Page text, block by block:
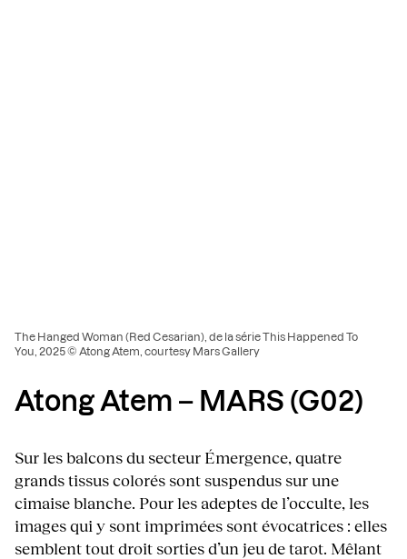
The Hanged Woman (Red Cesarian), de la série This Happened To
You, 2025 © Atong Atem, courtesy Mars Gallery
Atong Atem – MARS (G02)
Sur les balcons du secteur Émergence, quatre
grands tissus colorés sont suspendus sur une
cimaise blanche. Pour les adeptes de l’occulte, les
images qui y sont imprimées sont évocatrices : elles
semblent tout droit sorties d’un jeu de tarot. Mêlant